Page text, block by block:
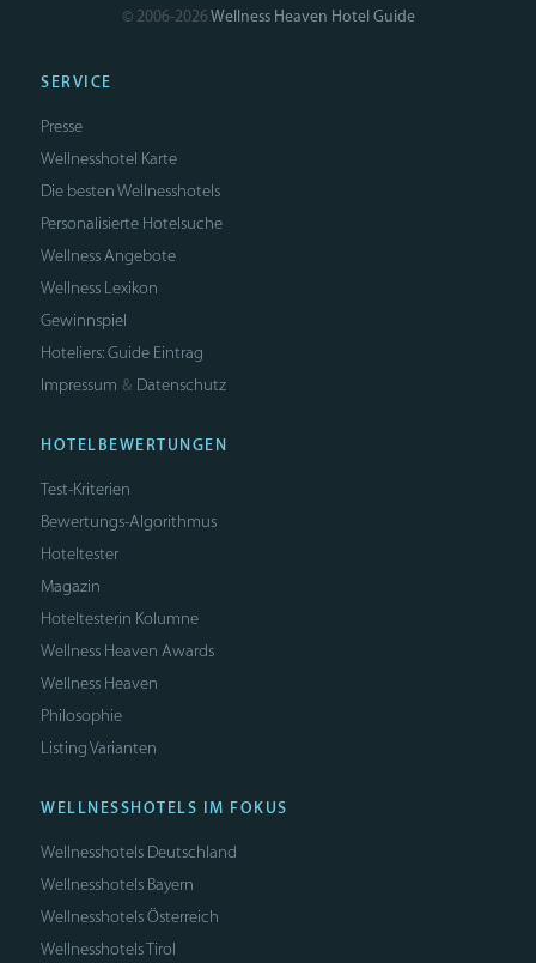
© 2006-2026Wellness Heaven Hotel Guide
SERVICE
Presse
Wellnesshotel Karte
Die besten Wellnesshotels
Personalisierte Hotelsuche
Wellness Angebote
Wellness Lexikon
Gewinnspiel
Hoteliers: Guide Eintrag
Impressum & Datenschutz
HOTELBEWERTUNGEN
Test-Kriterien
Bewertungs-Algorithmus
Hoteltester
Magazin
Hoteltesterin Kolumne
Wellness Heaven Awards
Wellness Heaven
Philosophie
Listing Varianten
WELLNESSHOTELS IM FOKUS
Wellnesshotels Deutschland
Wellnesshotels Bayern
Wellnesshotels Österreich
Wellnesshotels Tirol